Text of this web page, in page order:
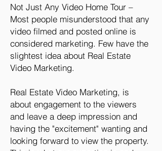
Not Just Any Video Home Tour –
Most people misunderstood that any
video filmed and posted online is
considered marketing. Few have the
slightest idea about Real Estate
Video Marketing.
Real Estate Video Marketing, is
about engagement to the viewers
and leave a deep impression and
having the "excitement" wanting and
looking forward to view the property.